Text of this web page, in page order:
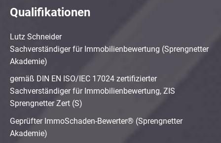
Qualifikationen
Lutz Schneider
Sachverständiger für Immobilienbewertung (Sprengnetter
Akademie)
gemäß DIN EN ISO/IEC 17024 zertifizierter
Sachverständiger für Immobilienbewertung, ZIS
Sprengnetter Zert (S)
Geprüfter ImmoSchaden-Bewerter® (Sprengnetter
Akademie)